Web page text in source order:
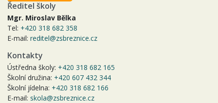
Ředitel školy
Mgr. Miroslav Bělka
Tel: +420 318 682 358
E-mail: reditel@zsbreznice.cz
Kontakty
Ústředna školy: +420 318 682 165
Školní družina: +420 607 432 344
Školní jídelna: +420 318 682 166
E-mail: skola@zsbreznice.cz